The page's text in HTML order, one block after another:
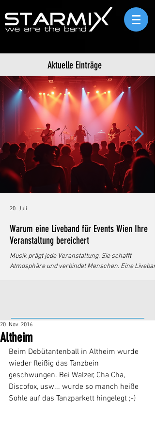
Aktuelle Einträge
Warum eine Liveband für Events Wien Ihre
Veranstaltung bereichert
Musik prägt jede Veranstaltung. Sie schafft
Atmosphäre und verbindet Menschen. Eine
Mehr als nur Musik Eine Liveband bietet mehr als
reine Hintergrundmusik. Sie reagiert flexibel auf die
Stimmung. Das Publikum erlebt Musik in Echtzeit.
schafft eine beson
20. Juli
Altheim
20. Nov. 2016
Beim Debütantenball in Altheim wurde
wieder fleißig das Tanzbein
geschwungen. Bei Walzer, Cha Cha,
Discofox, usw... wurde so manch heiße
Sohle auf das Tanzparkett hingelegt ;-)